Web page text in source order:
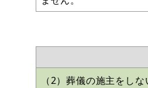
（2）葬儀の施主をしな